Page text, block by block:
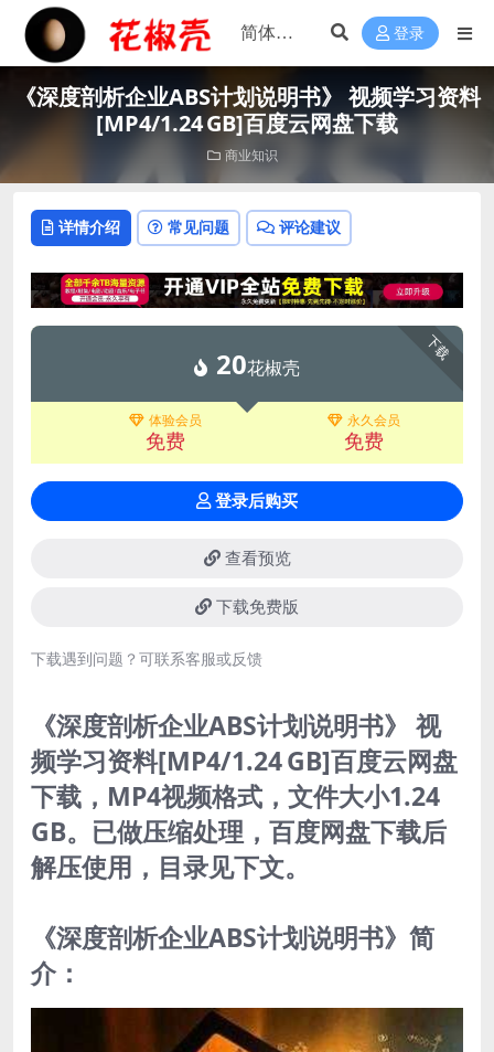
登录
《深度剖析企业ABS计划说明书》 视频学习资料
[MP4/1.24 GB]百度云网盘下载
商业知识
详情介绍 常见问题 评论建议
下载
20花椒壳
体验会员
免费
永久会员
免费
登录后购买
查看预览
下载免费版
下载遇到问题？可联系客服或反馈
《深度剖析企业ABS计划说明书》 视
频学习资料[MP4/1.24 GB]百度云网盘
下载，MP4视频格式，文件大小1.24
GB。已做压缩处理，百度网盘下载后
解压使用，目录见下文。
《深度剖析企业ABS计划说明书》简
介：